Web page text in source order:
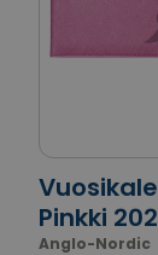
Pinkki
Anglo-Nordic